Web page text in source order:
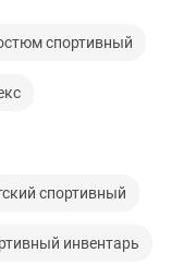
спортивный
спортивный
инвентарь